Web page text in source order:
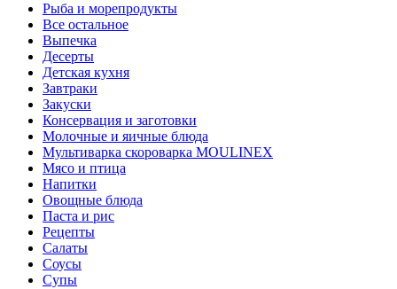
Pыба и морепродукты
Все остальное
Выпечка
Десерты
Детская кухня
Завтраки
Закуски
Консервация и заготовки
Молочные и яичные блюда
Мультиварка скороварка MOULINEX
Мясо и птица
Напитки
Овощные блюда
Паста и рис
Рецепты
Салаты
Соусы
Супы